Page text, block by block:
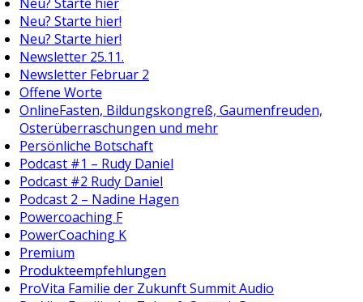
Neu? Starte hier!
Neu? Starte hier!
Newsletter 25.11.
Newsletter Februar 2
Offene Worte
OnlineFasten, Bildungskongreß, Gaumenfreuden,
Osterüberraschungen und mehr
Persönliche Botschaft
Podcast #1 – Rudy Daniel
Podcast #2 Rudy Daniel
Podcast 2 – Nadine Hagen
Powercoaching F
PowerCoaching K
Premium
Produkteempfehlungen
ProVita Familie der Zukunft Summit Audio